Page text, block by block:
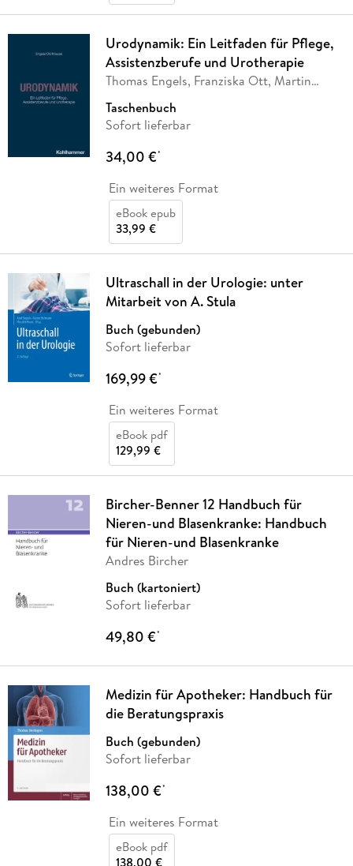
Urodynamik: Ein Leitfaden für Pflege,
Assistenzberufe und Urotherapie
Thomas Engels, Franziska Ott, Martin
Taschenbuch
Sofort lieferbar
34,00 €*
Ein weiteres Format
eBook epub
33,99 €
Ultraschall in der Urologie: unter
Mitarbeit von A. Stula
Buch (gebunden)
Sofort lieferbar
169,99 €*
Ein weiteres Format
eBook pdf
129,99 €
Bircher-Benner 12 Handbuch für
Nieren-und Blasenkranke: Handbuch
für Nieren-und Blasenkranke
Andres Bircher
Buch (kartoniert)
Sofort lieferbar
49,80 €*
Medizin für Apotheker: Handbuch für
die Beratungspraxis
Buch (gebunden)
Sofort lieferbar
138,00 €*
Ein weiteres Format
eBook pdf
138,00 €